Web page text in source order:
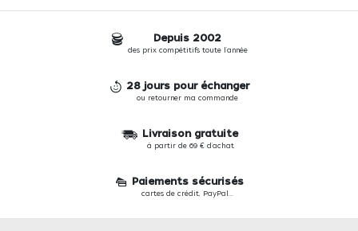
Depuis 2002
des prix compétitifs toute l'année
28 jours pour échanger
ou retourner ma commande
Livraison gratuite
à partir de 69 € d'achat
Paiements sécurisés
cartes de crédit, PayPal...